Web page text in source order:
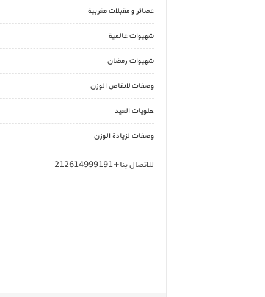
عصائر و مقبلات مغربية
شهيوات عالمية
شهيوات رمضان
وصفات لانقاص الوزن
حلويات العيد
وصفات لزيادة الوزن
للاتصال بنا+212614999191